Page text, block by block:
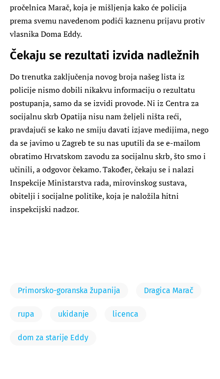
pročelnica Marač, koja je mišljenja kako će policija
prema svemu navedenom podići kaznenu prijavu protiv
vlasnika Doma Eddy.
Čekaju se rezultati izvida nadležnih
Do trenutka zaključenja novog broja našeg lista iz
policije nismo dobili nikakvu informaciju o rezultatu
postupanja, samo da se izvidi provode. Ni iz Centra za
socijalnu skrb Opatija nisu nam željeli ništa reći,
pravdajući se kako ne smiju davati izjave medijima, nego
da se javimo u Zagreb te su nas uputili da se e-mailom
obratimo Hrvatskom zavodu za socijalnu skrb, što smo i
učinili, a odgovor čekamo. Također, čekaju se i nalazi
Inspekcije Ministarstva rada, mirovinskog sustava,
obitelji i socijalne politike, koja je naložila hitni
inspekcijski nadzor.
Primorsko-goranska županija Dragica Marač
rupa ukidanje licenca
dom za starije Eddy